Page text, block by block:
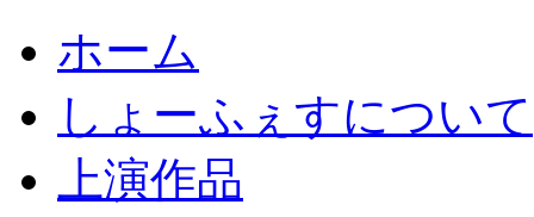
ホーム
しょーふぇすについて
上演作品